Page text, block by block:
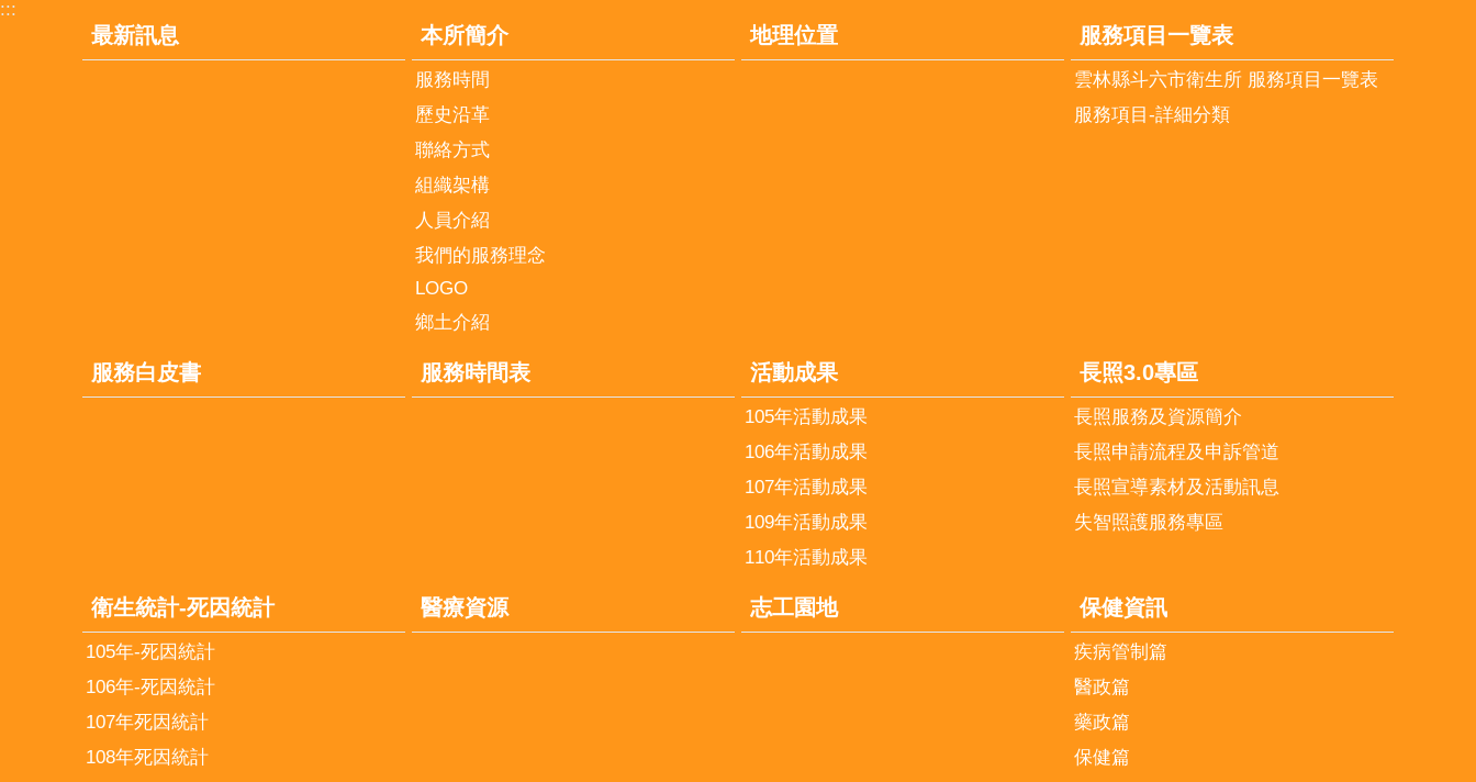
:::
最新訊息 本所簡介
服務時間
歷史沿革
聯絡方式
組織架構
人員介紹
我們的服務理念
LOGO
鄉土介紹
地理位置 服務項目一覽表
雲林縣斗六市衛生所 服務項目一覽表
服務項目-詳細分類
服務白皮書 服務時間表 活動成果
105年活動成果
106年活動成果
107年活動成果
109年活動成果
110年活動成果
長照3.0專區
長照服務及資源簡介
長照申請流程及申訴管道
長照宣導素材及活動訊息
失智照護服務專區
衛生統計-死因統計
105年-死因統計
106年-死因統計
107年死因統計
108年死因統計
醫療資源 志工園地 保健資訊
疾病管制篇
醫政篇
藥政篇
保健篇